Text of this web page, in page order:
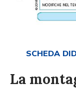
SCHEDA
La